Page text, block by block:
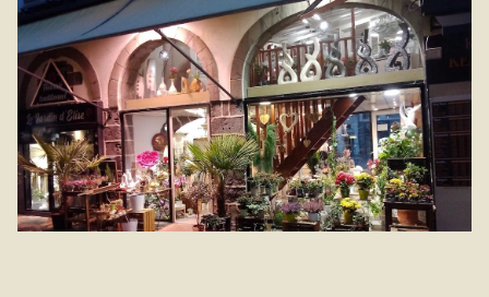
est disponible à la livraison à Clermont-Ferrand et ses
environs.